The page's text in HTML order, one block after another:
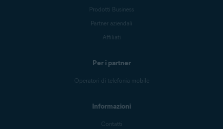
Prodotti Business
Partner aziendali
Affiliati
Per i partner
Operatori di telefonia mobile
Informazioni
Contatti